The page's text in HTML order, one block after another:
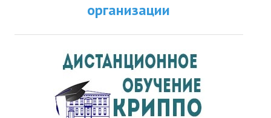
организации